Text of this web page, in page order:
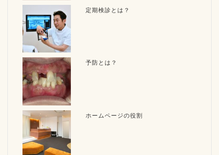
定期検診とは？
予防とは？
ホームページの役割